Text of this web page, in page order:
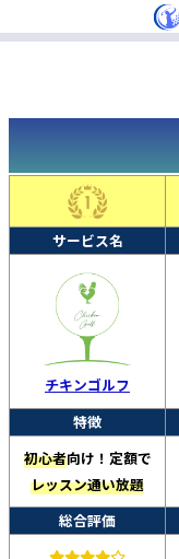
サービス名
チキンゴルフ
特徴
初心者向け！定額で
レッスン通い放題
総合評価